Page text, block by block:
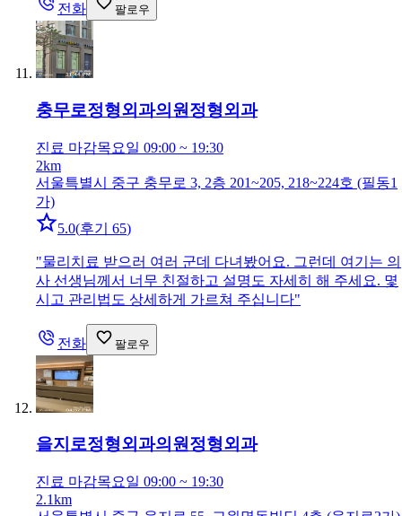
전화 팔로우
충무로정형외과의원 정형외과
진료 마감목요일 09:00 ~ 19:30
2km
서울특별시 중구 충무로 3, 2층 201~205, 218~224호 (필동1
가)
5.0(후기 65)
"물리치료 받으러 여러 군데 다녀봤어요. 그런데 여기는 의
사 선생님께서 너무 친절하고 설명도 자세히 해 주세요. 몇
시고 관리법도 상세하게 가르쳐 주십니다"
전화 팔로우
을지로정형외과의원정형외과
진료 마감목요일 09:00 ~ 19:30
2.1km